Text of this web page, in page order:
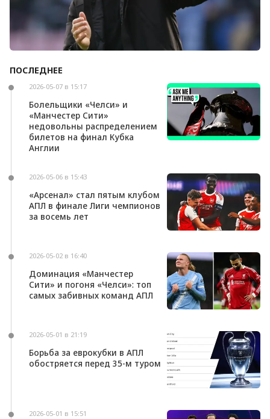
Андони Ираола может возглавить «Кристал
ПОСЛЕДНЕЕ
2026-05-07 в 15:17
Болельщики «Челси» и
«Манчестер Сити»
недовольны распределением
билетов на финал Кубка
Англии
2026-05-06 в 15:43
«Арсенал» стал пятым клубом
АПЛ в финале Лиги чемпионов
за восемь лет
2026-05-02 в 16:40
Доминация «Манчестер
Сити» и погоня «Челси»: топ
самых забивных команд АПЛ
2026-05-01 в 21:19
Борьба за еврокубки в АПЛ
обостряется перед 35-м туром
2026-05-01 в 15:51